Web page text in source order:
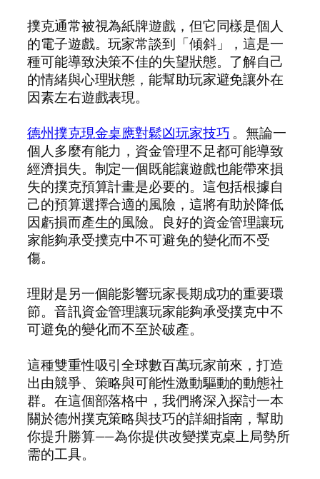
撲克通常被視為紙牌遊戲，但它同樣是個人
的電子遊戲。玩家常談到「傾斜」，這是一
種可能導致決策不佳的失望狀態。了解自己
的情緒與心理狀態，能幫助玩家避免讓外在
因素左右遊戲表現。
德州撲克現金桌應對鬆凶玩家技巧 。無論一
個人多麼有能力，資金管理不足都可能導致
經濟損失。制定一個既能讓遊戲也能帶來損
失的撲克預算計畫是必要的。這包括根據自
己的預算選擇合適的風險，這將有助於降低
因虧損而產生的風險。良好的資金管理讓玩
家能夠承受撲克中不可避免的變化而不受
傷。
理財是另一個能影響玩家長期成功的重要環
節。音訊資金管理讓玩家能夠承受撲克中不
可避免的變化而不至於破產。
這種雙重性吸引全球數百萬玩家前來，打造
出由競爭、策略與可能性激動驅動的動態社
群。在這個部落格中，我們將深入探討一本
關於德州撲克策略與技巧的詳細指南，幫助
你提升勝算——為你提供改變撲克桌上局勢所
需的工具。